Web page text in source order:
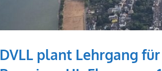
DVLL plant Lehrgang